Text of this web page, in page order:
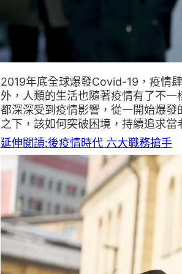
2019年底全球爆發Covid-19，疫情
外，人類的生活也隨著疫情有了不
都深深受到疫情影響，從一開始爆
之下，該如何突破困境，持續追求當
延伸閱讀:後疫情時代 六大職務搶手